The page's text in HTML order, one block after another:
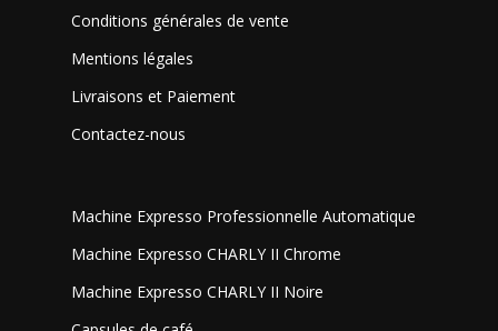
Conditions générales de vente
Mentions légales
Livraisons et Paiement
Contactez-nous
Machine Expresso Professionnelle Automatique
Machine Expresso CHARLY II Chrome
Machine Expresso CHARLY II Noire